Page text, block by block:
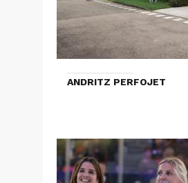
ANDRITZ PERFOJET